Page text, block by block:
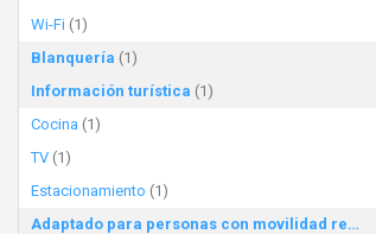
Wi-Fi (1)
Blanquería (1)
Información turística (1)
Cocina (1)
TV (1)
Estacionamiento (1)
Adaptado para personas con movilidad reducida